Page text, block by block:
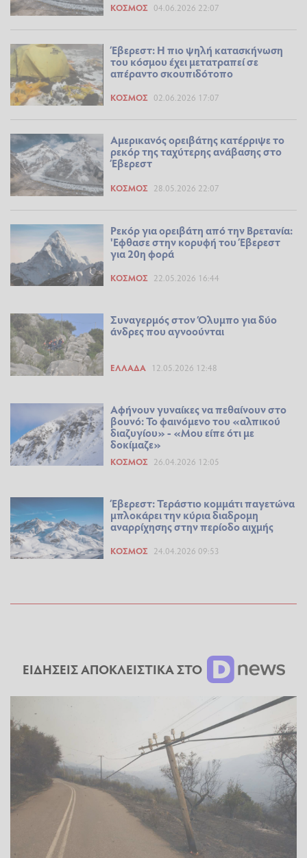
ΚΌΣΜΟΣ 04.06.2026 22:07
Έβερεστ: Η πιο ψηλή κατασκήνωση
του κόσμου έχει μετατραπεί σε
απέραντο σκουπιδότοπο
ΚΌΣΜΟΣ 02.06.2026 17:07
Αμερικανός ορειβάτης κατέρριψε το
ρεκόρ της ταχύτερης ανάβασης στο
Έβερεστ
ΚΌΣΜΟΣ 28.05.2026 22:07
Ρεκόρ για ορειβάτη από την Βρετανία:
'Εφθασε στην κορυφή του Έβερεστ
για 20η φορά
ΚΌΣΜΟΣ 22.05.2026 16:44
Συναγερμός στον Όλυμπο για δύο
άνδρες που αγνοούνται
ΕΛΛΆΔΑ 12.05.2026 12:48
Αφήνουν γυναίκες να πεθαίνουν στο
βουνό: Το φαινόμενο του «αλπικού
διαζυγίου» - «Μου είπε ότι με
δοκίμαζε»
ΚΌΣΜΟΣ 26.04.2026 12:05
Έβερεστ: Τεράστιο κομμάτι παγετώνα
μπλοκάρει την κύρια διαδρομη
αναρρίχησης στην περίοδο αιχμής
ΚΌΣΜΟΣ 24.04.2026 09:53
ΕΙΔΗΣΕΙΣ ΑΠΟΚΛΕΙΣΤΙΚΑ ΣΤΟ